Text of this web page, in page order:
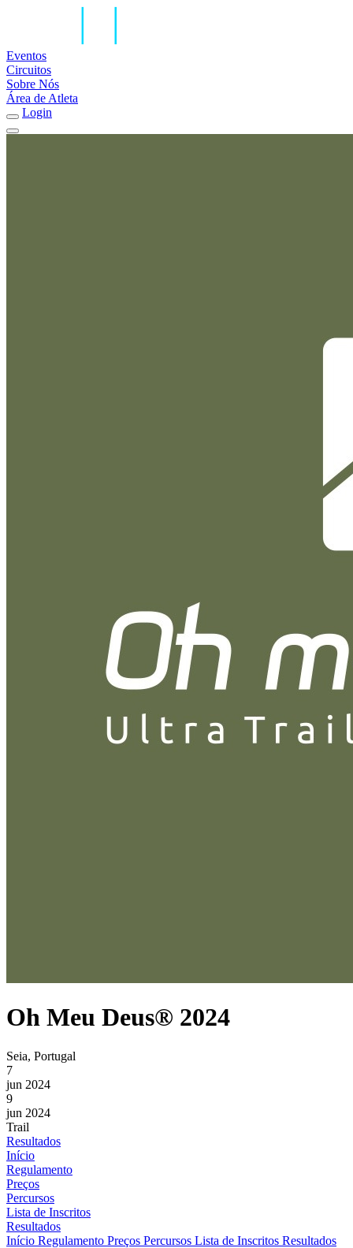
Eventos
Circuitos
Sobre Nós
Área de Atleta
Login
Oh Meu Deus® 2024
Seia, Portugal
7
jun 2024
9
jun 2024
Trail
Resultados
Início
Regulamento
Preços
Percursos
Lista de Inscritos
Resultados
Início Regulamento Preços Percursos Lista de Inscritos Resultados